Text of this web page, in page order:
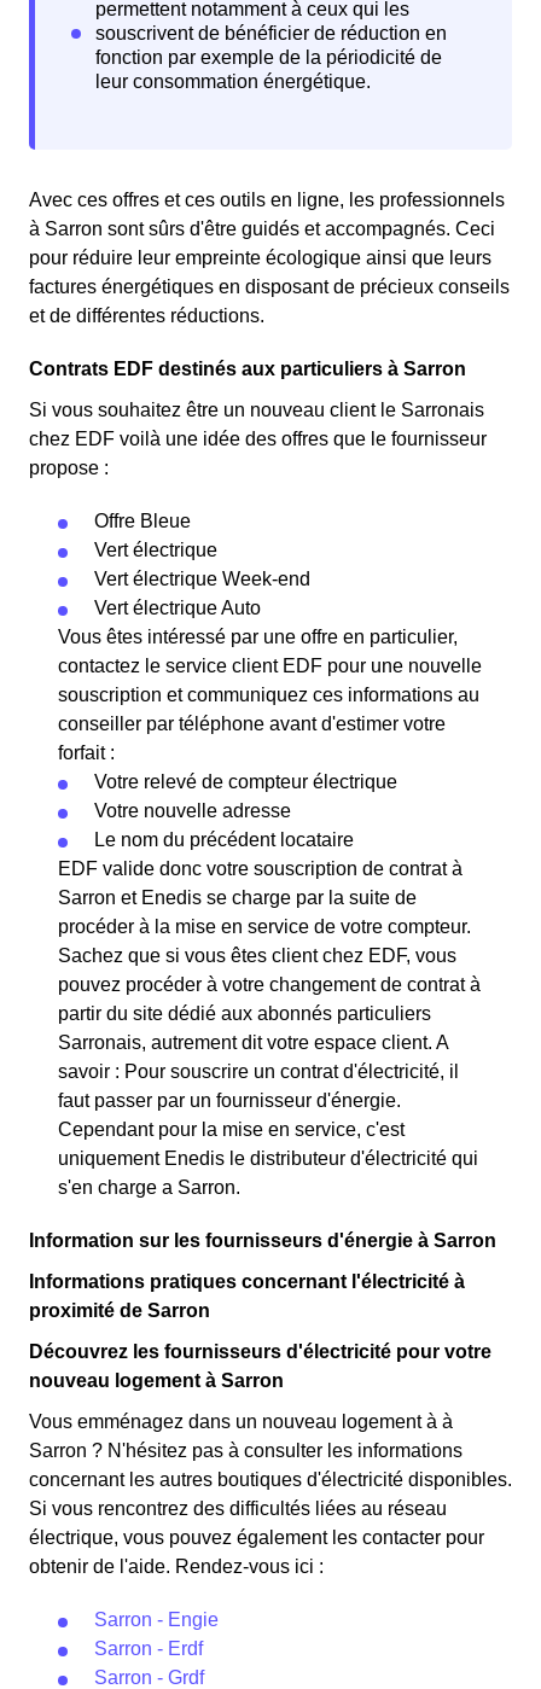
Avec ces offres et ces outils en ligne, les professionnels
à Sarron sont sûrs d'être guidés et accompagnés. Ceci
pour réduire leur empreinte écologique ainsi que leurs
factures énergétiques en disposant de précieux conseils
et de différentes réductions.
Contrats EDF destinés aux particuliers à Sarron
Si vous souhaitez être un nouveau client le Sarronais
chez EDF voilà une idée des offres que le fournisseur
propose :
Offre Bleue
Vert électrique
Vert électrique Week-end
Vert électrique Auto
Vous êtes intéressé par une offre en particulier,
contactez le service client EDF pour une nouvelle
souscription et communiquez ces informations au
conseiller par téléphone avant d'estimer votre
forfait :
Votre relevé de compteur électrique
Votre nouvelle adresse
Le nom du précédent locataire
EDF valide donc votre souscription de contrat à
Sarron et Enedis se charge par la suite de
procéder à la mise en service de votre compteur.
Sachez que si vous êtes client chez EDF, vous
pouvez procéder à votre changement de contrat à
partir du site dédié aux abonnés particuliers
Sarronais, autrement dit votre espace client. A
savoir : Pour souscrire un contrat d'électricité, il
faut passer par un fournisseur d'énergie.
Cependant pour la mise en service, c'est
uniquement Enedis le distributeur d'électricité qui
s'en charge a Sarron.
Information sur les fournisseurs d'énergie à Sarron
Informations pratiques concernant l'électricité à
proximité de Sarron
Découvrez les fournisseurs d'électricité pour votre
nouveau logement à Sarron
Vous emménagez dans un nouveau logement à à
Sarron ? N'hésitez pas à consulter les informations
concernant les autres boutiques d'électricité disponibles.
Si vous rencontrez des difficultés liées au réseau
électrique, vous pouvez également les contacter pour
obtenir de l'aide. Rendez-vous ici :
Sarron - Engie
Sarron - Erdf
Sarron - Grdf